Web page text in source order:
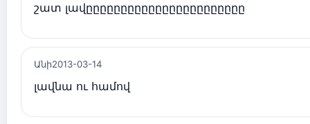
շատ լավըըըըըըըըըըըըըըըըըըըըըըը
Անի2013-03-14
լավնա ու համով